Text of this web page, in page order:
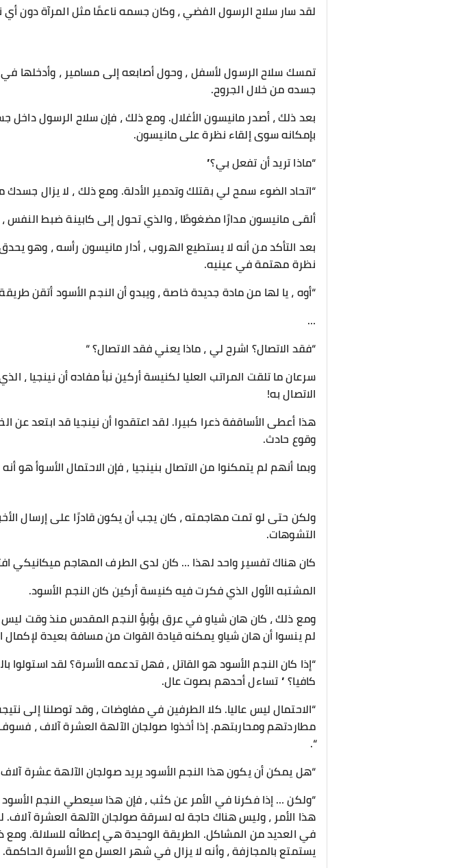
لقد سار سلاح الرسول الفضي ، وكان جسمه ناعمًا مثل المرآة دون أي
تمسك سلاح الرسول لأسفل ، وحول أصابعه إلى مسامير ، وأدخلها
جسده من خلال الجروح.
بعد ذلك ، أصدر مانيسون الأغلال. ومع ذلك ، فإن سلاح الرسول
بإمكانه سوى إلقاء نظرة على مانيسون.
“ماذا تريد أن تفعل بي؟”
“اتحاد الضوء سمح لي بقتلك وتدمير الأدلة. ومع ذلك ، لا يزال جسدك
ألقى مانيسون مدارًا مضغوطًا ، والذي تحول إلى كابينة ضبط النفس ،
بعد التأكد من أنه لا يستطيع الهروب ، أدار مانيسون رأسه ، وهو
نظرة مهتمة في عينيه.
“أوه ، يا لها من مادة جديدة خاصة ، ويبدو أن النجم الأسود أتقن
…
“فقد الاتصال؟ اشرح لي ، ماذا يعني فقد الاتصال؟ “
سرعان ما تلقت المراتب العليا لكنيسة أركين نبأ مفاده أن نينجيا ،
الاتصال به!
هذا أعطى الأساقفة ذعرا كبيرا. لقد اعتقدوا أن نينجيا قد ابتعد عن
وقوع حادث.
وبما أنهم لم يتمكنوا من الاتصال بنينجيا ، فإن الاحتمال الأسوأ هو
ولكن حتى لو تمت مهاجمته ، كان يجب أن يكون قادرًا على إرسال
التشوهات.
كان هناك تفسير واحد لهذا … كان لدى الطرف المهاجم ميكانيكي
المشتبه الأول الذي فكرت فيه كنيسة أركين كان النجم الأسود.
ومع ذلك ، كان هان شياو في عرق بؤبؤ النجم المقدس منذ وقت
لم ينسوا أن هان شياو يمكنه قيادة القوات من مسافة بعيدة
“إذا كان النجم الأسود هو القاتل ، فهل تدعمه الأسرة؟ لقد
كافيا؟ ” تساءل أحدهم بصوت عال.
“الاحتمال ليس عاليا. كلا الطرفين في مفاوضات ، وقد توصلنا إلى
مطاردتهم ومحاربتهم. إذا أخذوا صولجان الآلهة العشرة آلاف ،
“.
“هل يمكن أن يكون هذا النجم الأسود يريد صولجان الآلهة عشرة
“ولكن … إذا فكرنا في الأمر عن كثب ، فإن هذا سيعطي النجم
هذا الأمر ، وليس هناك حاجة له ​​لسرقة صولجان الآلهة العشرة
في العديد من المشاكل. الطريقة الوحيدة هي إعطائه للسلالة.
يستمتع بالمجازفة ، وأنه لا يزال في شهر العسل مع الأسرة